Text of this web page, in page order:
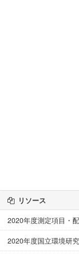
リソース
2020年度測定項目・
2020年度国立環境研